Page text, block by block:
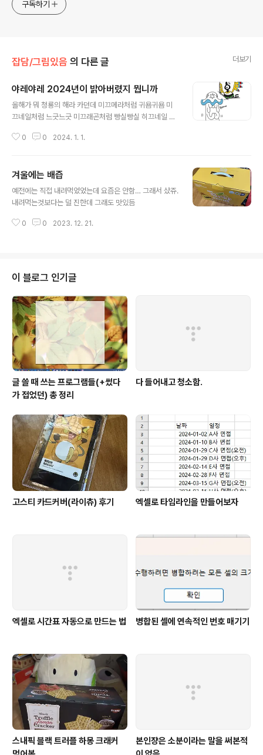
구독하기
잡담/그림있음 의 다른 글 더보기
야레야레 2024년이 밝아버렸지 뭡니까
올해가 뭐 청룡의 해라 카던데 미끄메라처럼 귀욤귀욤 미
끄네일처럼 느긋느긋 미끄래곤처럼 빵실빵실 히끄네일 히
해지는거임 살찌는거 아닙니다. PS. 백준은 시간 되는대로
0 0 2024. 1. 1.
겨울에는 배즙
예전에는 직접 내려먹었었는데 요즘은 안함… 그래서 샀쥬.
내려먹는것보다는 덜 진한데 그래도 맛있듬
0 0 2023. 12. 21.
이 블로그 인기글
글 쓸 때 쓰는 프로그램들(+썼다
가 접었던) 총 정리
다 들어내고 청소함.
고스티 카드커버(라이츄) 후기 엑셀로 타임라인을 만들어보자
엑셀로 시간표 자동으로 만드는 법 병합된 셀에 연속적인 번호 매기기
스내픽 블랙 트러플 하몽 크래커
본인쟝은 소분이라는 말을 써본적